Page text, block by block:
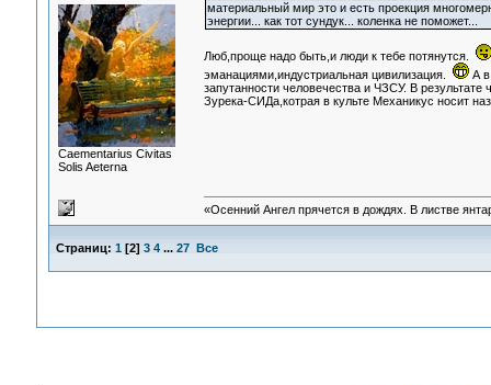
Сaementarius Civitas
Solis Aeterna
материальный мир это и есть проекция
энергии... как тот сундук... коленка не поможет...
Люб,проще надо быть,и люди к тебе потянутся.
эманациями,индустриальная цивилизация.
А в
запутанности человечества и ЧЗСУ. В
Зурека-СИДа,котрая в культе Механикус носит
«Осенний Ангел прячется в дождях. В листве
Страниц: 1 [2] 3 4 ... 27 Все